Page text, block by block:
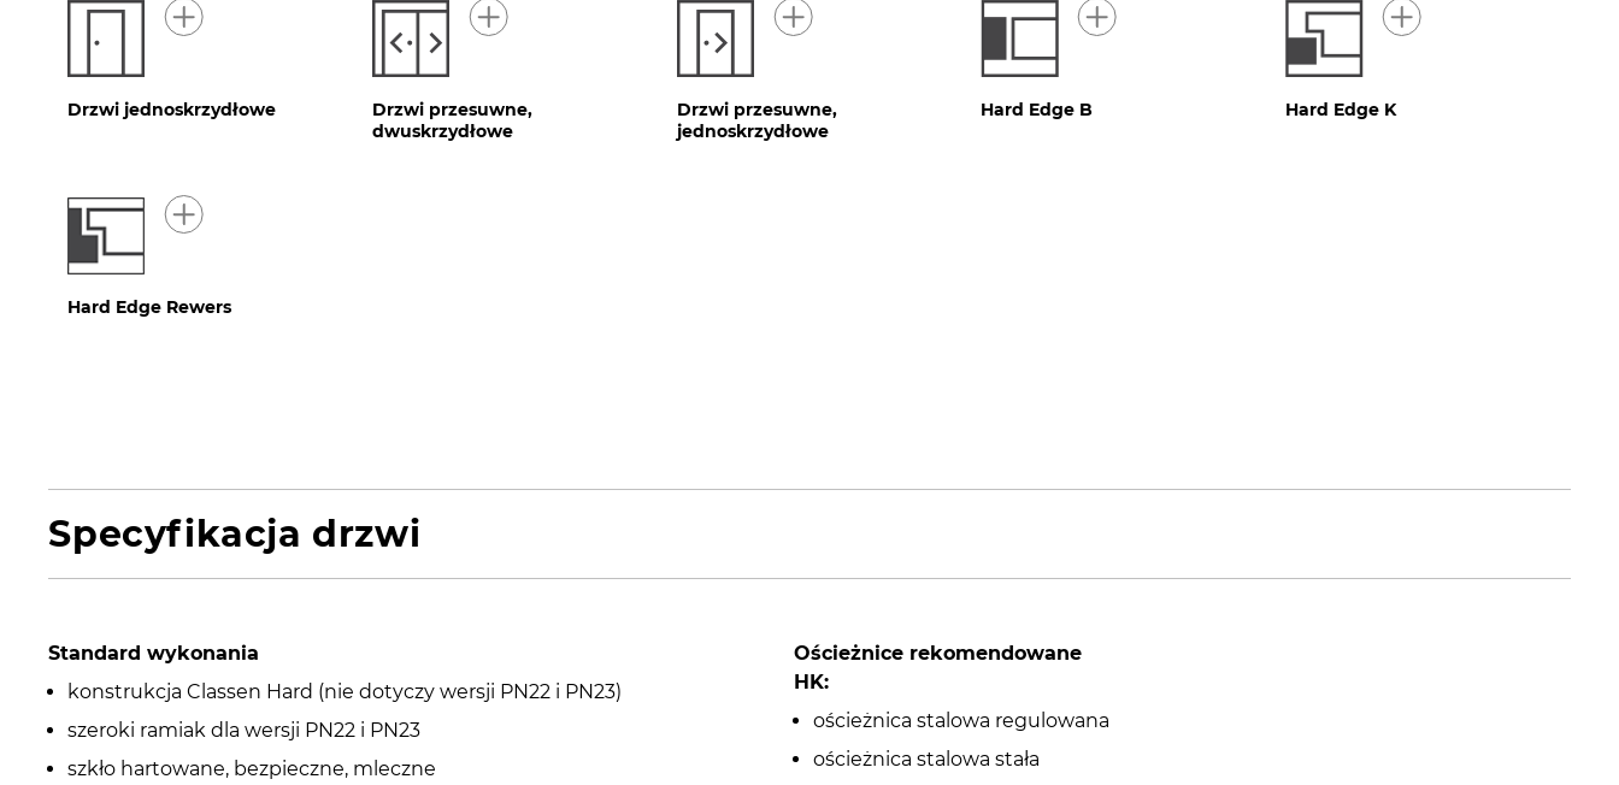
Drzwi jednoskrzydłowe
Drzwi przesuwne,
dwuskrzydłowe
Drzwi przesuwne,
jednoskrzydłowe
Hard Edge B Hard Edge K
Hard Edge Rewers
Specyfikacja drzwi
Standard wykonania
konstrukcja Classen Hard (nie dotyczy wersji PN22 i PN23)
szeroki ramiak dla wersji PN22 i PN23
szkło hartowane, bezpieczne, mleczne
Ościeżnice rekomendowane
HK:
ościeżnica stalowa regulowana
ościeżnica stalowa stała